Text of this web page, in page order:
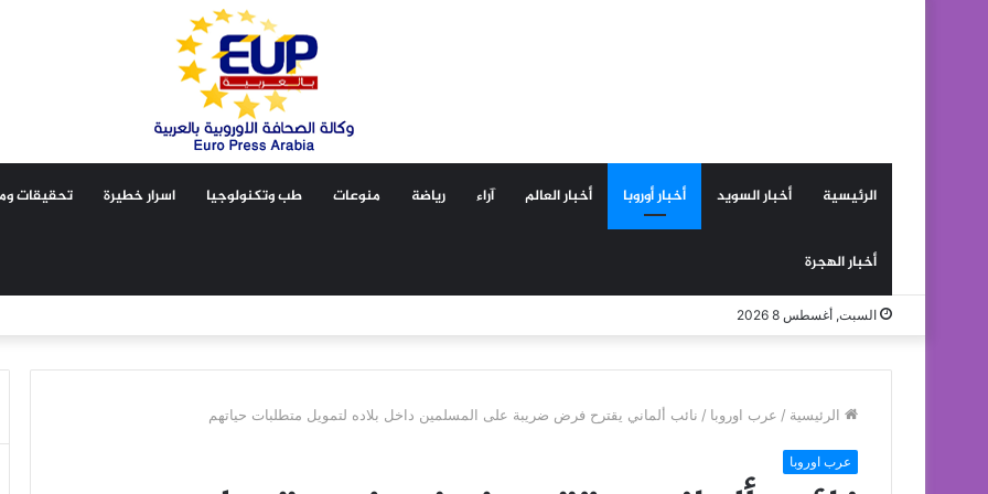
الرئيسية أخبار السويد أخبار أوروبا أخبار العالم آراء رياضة منوعات طب وتكنولوجيا اسرار خطيرة تحقيقات
أخبار الهجرة
السبت, أغسطس 8 2026
الرئيسية / عرب اوروبا / نائب ألماني يقترح فرض ضريبة على المسلمين داخل بلاده لتمويل متطلبات حياتهم
عرب اوروبا